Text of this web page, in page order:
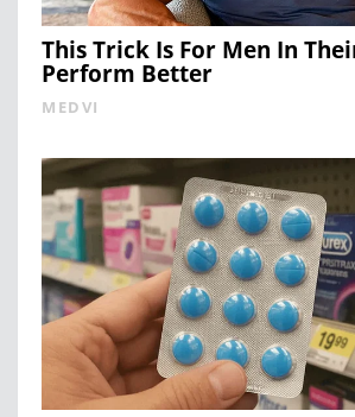
This Trick Is For Men In
Perform Better
MEDVI